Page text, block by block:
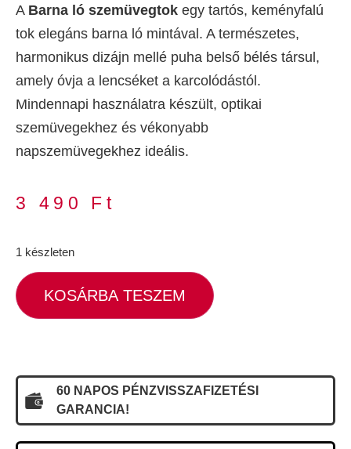
A Barna ló szemüvegtok egy tartós, keményfalú
tok elegáns barna ló mintával. A természetes,
harmonikus dizájn mellé puha belső bélés társul,
amely óvja a lencséket a karcolódástól.
Mindennapi használatra készült, optikai
szemüvegekhez és vékonyabb
napszemüvegekhez ideális.
3 490 Ft
1 készleten
KOSÁRBA TESZEM
60 NAPOS PÉNZVISSZAFIZETÉSI
GARANCIA!